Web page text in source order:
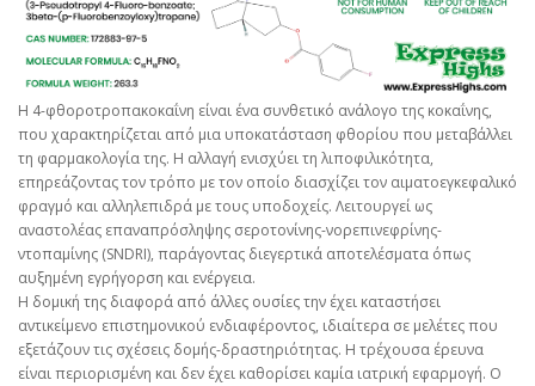
Η 4-φθοροτροπακοκαΐνη είναι ένα συνθετικό ανάλογο της κοκαΐνης,
που χαρακτηρίζεται από μια υποκατάσταση φθορίου που μεταβάλλει
τη φαρμακολογία της. Η αλλαγή ενισχύει τη λιποφιλικότητα,
επηρεάζοντας τον τρόπο με τον οποίο διασχίζει τον αιματοεγκεφαλικό
φραγμό και αλληλεπιδρά με τους υποδοχείς. Λειτουργεί ως
αναστολέας επαναπρόσληψης σεροτονίνης-νορεπινεφρίνης-
ντοπαμίνης (SNDRI), παράγοντας διεγερτικά αποτελέσματα όπως
αυξημένη εγρήγορση και ενέργεια.
Η δομική της διαφορά από άλλες ουσίες την έχει καταστήσει
αντικείμενο επιστημονικού ενδιαφέροντος, ιδιαίτερα σε μελέτες που
εξετάζουν τις σχέσεις δομής-δραστηριότητας. Η τρέχουσα έρευνα
είναι περιορισμένη και δεν έχει καθορίσει καμία ιατρική εφαρμογή. Ο